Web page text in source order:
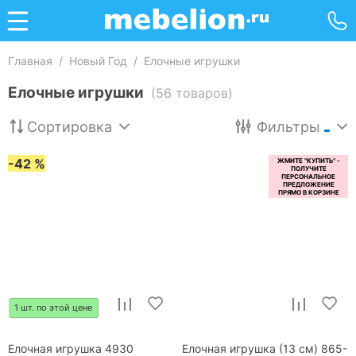
Главная / Новый Год / Елочные игрушки
Елочные игрушки (56 товаров)
Сортировка Фильтры
-42 %
1 шт. по этой цене
Елочная игрушка 4930 Елочная игрушка (13 см) 865-